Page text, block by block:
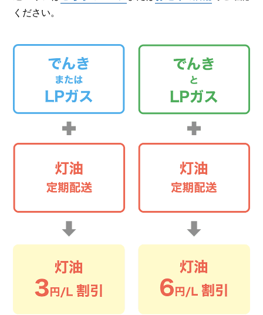
ください。